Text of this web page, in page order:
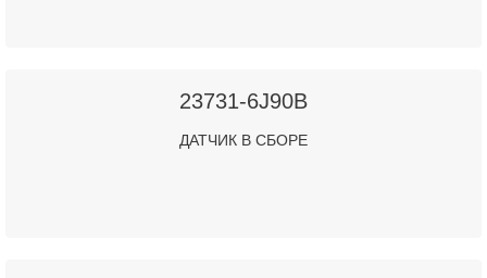
23731-6J90B
ДАТЧИК В СБОРЕ